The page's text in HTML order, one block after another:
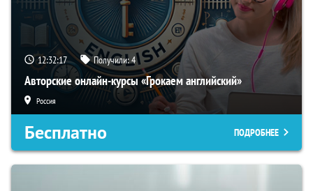
12:32:16 Получили:4
Авторские онлайн-курсы «Грокаем английский»
Россия
Бесплатно ПОДРОБНЕЕ